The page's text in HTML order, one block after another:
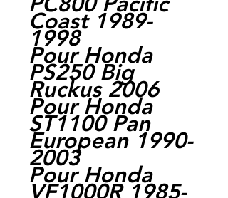
Coast 1989-
1998
Pour Honda
PS250 Big
Ruckus 2006
Pour Honda
ST1100 Pan
European 1990-
2003
Pour Honda
VF1000R 1985-